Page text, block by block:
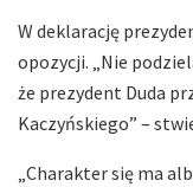
W deklarację
opozycji. „Nie
że prezydent Duda
Kaczyńskiego” –
„Charakter się ma